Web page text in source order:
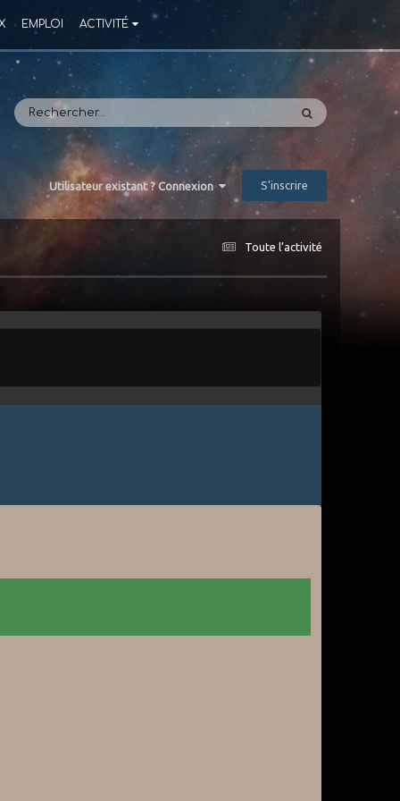
EMPLOI ACTIVITÉ
Utilisateur existant ? Connexion S’inscrire
Toute l’activité